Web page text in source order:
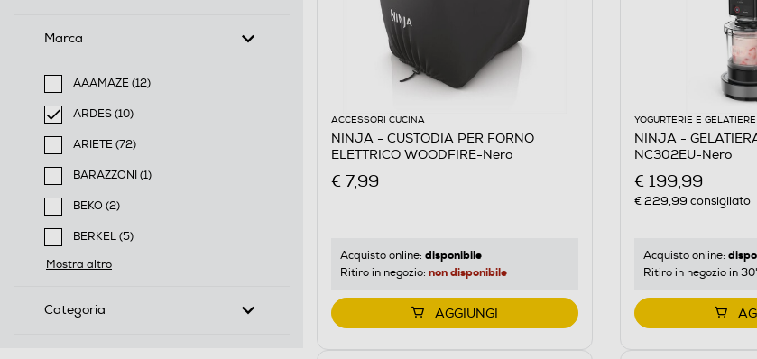
Marca
AAAMAZE (12)
Filtra per Marca: AAAMAZE
ARDES (10)
selected Filtro applicato per Marca: ARDES
ARIETE (72)
Filtra per Marca: ARIETE
BARAZZONI (1)
Filtra per Marca: BARAZZONI
BEKO (2)
Filtra per Marca: BEKO
BERKEL (5)
Filtra per Marca: BERKEL
Mostra altro
Categoria
ACCESSORI CUCINA
NINJA - CUSTODIA PER FORNO
ELETTRICO WOODFIRE-Nero
€ 7,99
Acquisto online: disponibile
Ritiro in negozio: non disponibile
AGGIUNGI
YOGURTERIE E GELATIERE
NINJA -
NC302EU-Nero
€ 199,99
€ 229,99 consigliato
Acquisto online:
Ritiro in negozio in